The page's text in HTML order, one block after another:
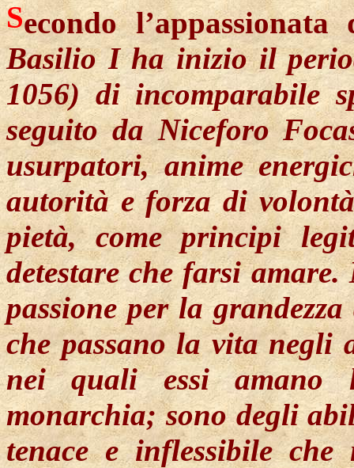
Secondo
Basilio I ha inizio il
1056) di incomparabile
seguito da Niceforo
usurpatori, anime
autorità e forza di
pietà, come principi
detestare che farsi
passione per la
che passano la vita negli
nei quali essi amano
monarchia; sono degli
tenace e inflessibile che